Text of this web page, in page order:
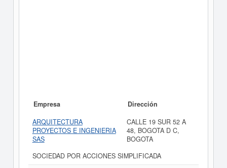
Empresa
Dirección
ARQUITECTURA
PROYECTOS E INGENIERIA
SAS
CALLE 19 SUR 52 A
48, BOGOTA D C,
BOGOTA
SOCIEDAD POR ACCIONES SIMPLIFICADA